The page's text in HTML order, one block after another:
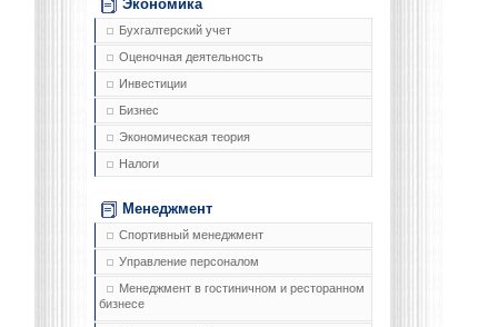
Экономика
Бухгалтерский учет
Оценочная деятельность
Инвестиции
Бизнес
Экономическая теория
Налоги
Менеджмент
Спортивный менеджмент
Управление персоналом
Менеджмент в гостиничном и ресторанном
бизнесе